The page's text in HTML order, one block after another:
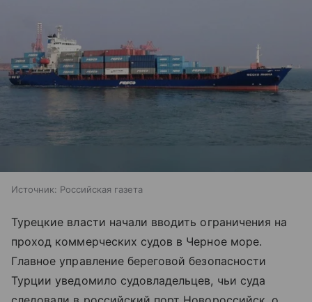
Источник: Российская газета
Турецкие власти начали вводить ограничения на
проход коммерческих судов в Черное море.
Главное управление береговой безопасности
Турции уведомило судовладельцев, чьи суда